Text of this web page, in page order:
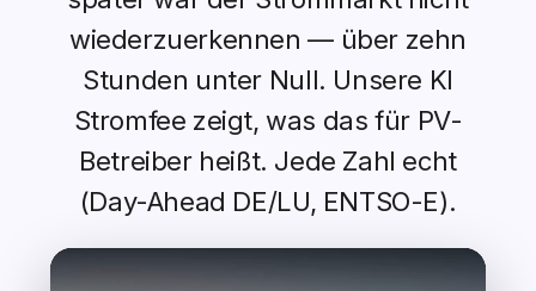
wiederzuerkennen — über zehn
Stunden unter Null. Unsere KI
Stromfee zeigt, was das für PV-
Betreiber heißt. Jede Zahl echt
(Day-Ahead DE/LU, ENTSO-E).